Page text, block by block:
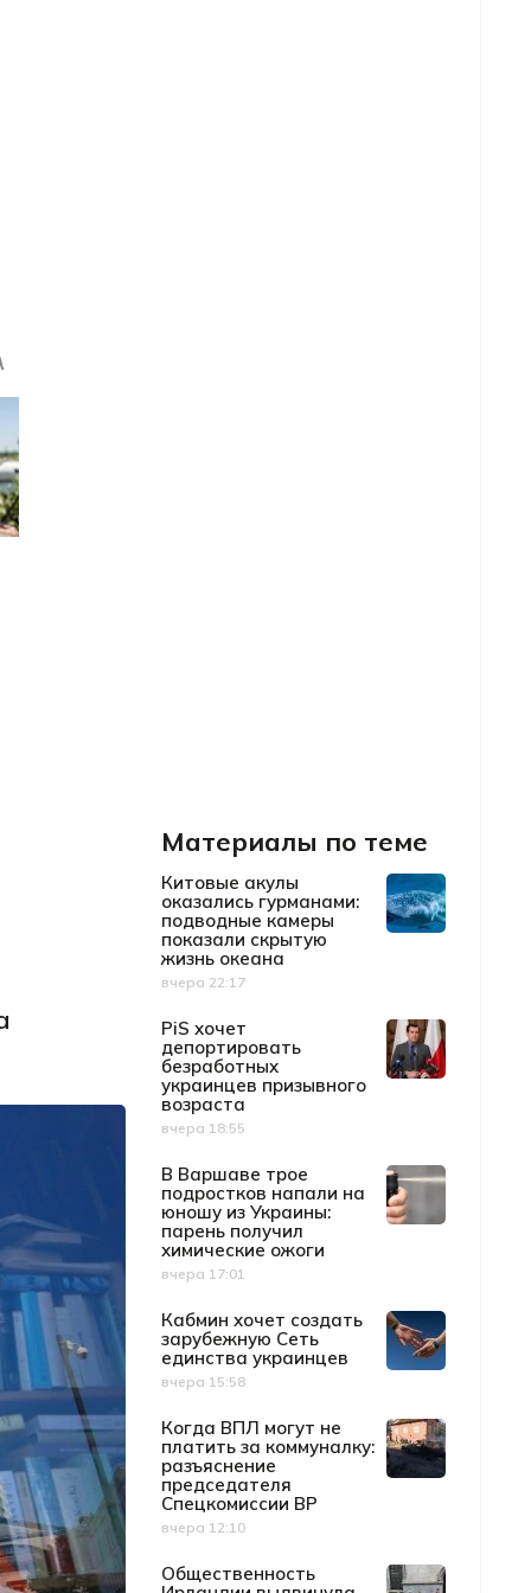
Материалы по теме
Китовые акулы
оказались гурманами:
подводные камеры
показали скрытую
жизнь океана
Дата публикации
вчера 22:17
PiS хочет
депортировать
безработных
украинцев призывного
возраста
Дата публикации
вчера 18:55
В Варшаве трое
подростков напали на
юношу из Украины:
парень получил
химические ожоги
Дата публикации
вчера 17:01
Кабмин хочет создать
зарубежную Сеть
единства украинцев
Дата публикации
вчера 15:58
Когда ВПЛ могут не
платить за коммуналку:
разъяснение
председателя
Спецкомиссии ВР
Дата публикации
вчера 12:10
Общественность